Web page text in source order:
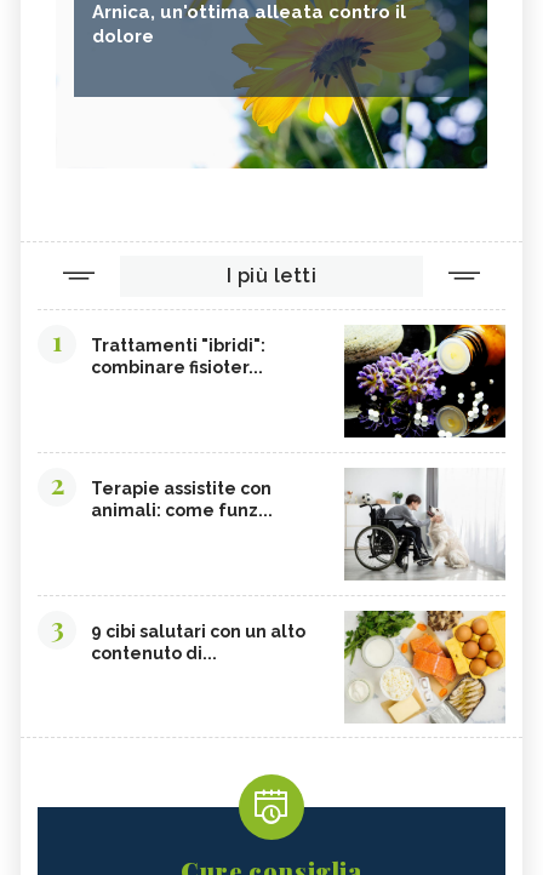
Arnica, un'ottima alleata contro il
dolore
I più letti
1
Trattamenti "ibridi":
combinare fisioter...
2
Terapie assistite con
animali: come funz...
3
9 cibi salutari con un alto
contenuto di...